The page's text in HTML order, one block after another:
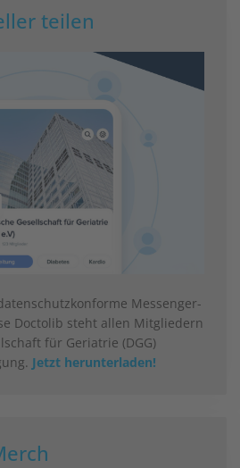
teilen
Messenger-
Doctolib steht allen Mitgliedern
für Geriatrie (DGG)
Jetzt herunterladen!